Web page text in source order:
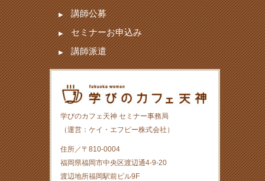
講師公募
セミナーお申込み
講師派遣
学びのカフェ天神 セミナー事務局
（運営：ケイ・エフピー株式会社）
住所／〒810-0004
福岡県福岡市中央区渡辺通4-9-20
渡辺地所福岡駅前ビル9F